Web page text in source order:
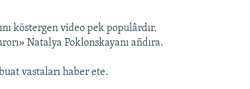
köstergen video pek populârdır.
Natalya Poklonskayanı añdıra.
vastaları haber ete.